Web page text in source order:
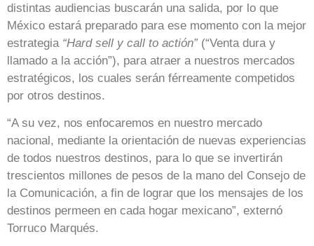
distintas audiencias buscarán una salida, por lo que
México estará preparado para ese momento con la mejor
estrategia “Hard sell y call to actión”(“Venta dura y
llamado a la acción”), para atraer a nuestros mercados
estratégicos, los cuales serán férreamente competidos
por otros destinos.
“A su vez, nos enfocaremos en nuestro mercado
nacional, mediante la orientación de nuevas experiencias
de todos nuestros destinos, para lo que se invertirán
trescientos millones de pesos de la mano del Consejo de
la Comunicación, a fin de lograr que los mensajes de los
destinos permeen en cada hogar mexicano”, externó
Torruco Marqués.